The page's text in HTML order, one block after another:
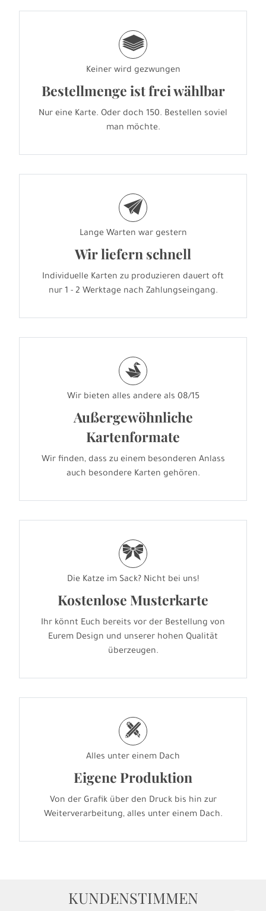
g
Keiner wird gezwungen
Bestellmenge ist frei wählbar
Nur eine Karte. Oder doch 150. Bestellen soviel
man möchte.
e
Lange Warten war gestern
Wir liefern schnell
Individuelle Karten zu produzieren dauert oft
nur 1 - 2 Werktage nach Zahlungseingang.
s
Wir bieten alles andere als 08/15
Außergewöhnliche
Kartenformate
Wir finden, dass zu einem besonderen Anlass
auch besondere Karten gehören.
r
Die Katze im Sack? Nicht bei uns!
Kostenlose Musterkarte
Ihr könnt Euch bereits vor der Bestellung von
Eurem Design und unserer hohen Qualität
überzeugen.
h
Alles unter einem Dach
Eigene Produktion
Von der Grafik über den Druck bis hin zur
Weiterverarbeitung, alles unter einem Dach.
KUNDENSTIMMEN